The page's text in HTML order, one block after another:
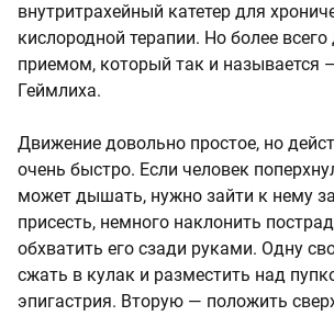
внутритрахейный катетер для
кислородной терапии. Но более всего
приемом, который так и называется
Геймлиха.
Движение довольно простое, но
очень быстро. Если человек
может дышать, нужно зайти к нему за
присесть, немного наклонить
обхватить его сзади руками. Одну
сжать в кулак и разместить над
эпигастрия. Вторую — положить